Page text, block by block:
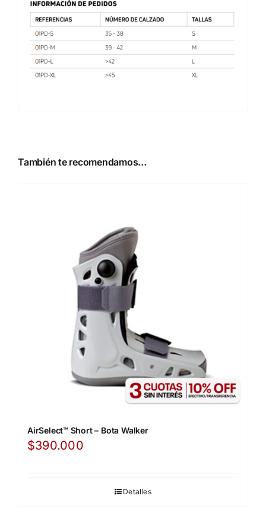
También te recomendamos…
AirSelect™ Short – Bota Walker
$390.000
Detalles